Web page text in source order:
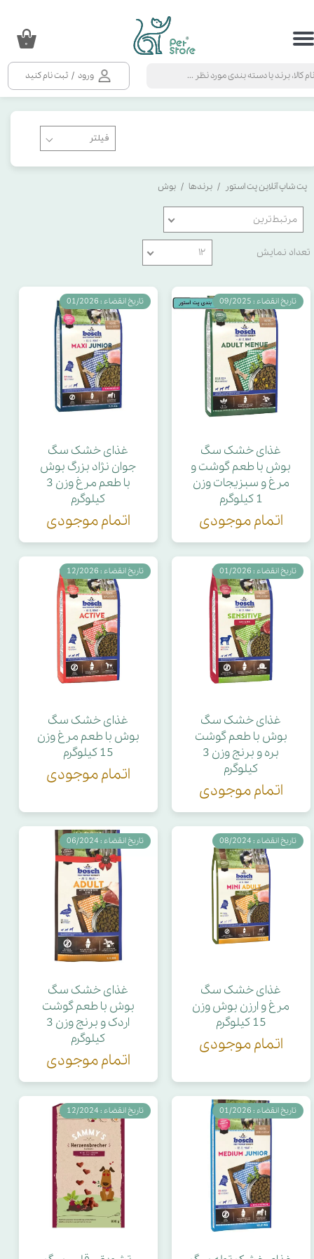
ورود / ثبت نام کنید
حساب کاربری من
سفارشات
۰
پت شاپ آنلاین پت استور برندها بوش
مرتبط‌ترین
تعداد نمایش ۱۲
غذای خشک سگ
بوش با طعم گوشت و
مرغ و سبزیجات وزن
1 کیلوگرم
اتمام موجودی
تاریخ انقضاء : 09/2025
غذای خشک سگ
جوان نژاد بزرگ بوش
با طعم مرغ وزن 3
کیلوگرم
اتمام موجودی
تاریخ انقضاء : 01/2026
غذای خشک سگ
بوش با طعم گوشت
بره و برنج وزن 3
کیلوگرم
اتمام موجودی
تاریخ انقضاء : 01/2026
غذای خشک سگ
بوش با طعم مرغ وزن
15 کیلوگرم
اتمام موجودی
تاریخ انقضاء : 12/2026
غذای خشک سگ
مرغ و ارزن بوش وزن
15 کیلوگرم
اتمام موجودی
تاریخ انقضاء : 08/2024
غذای خشک سگ
بوش با طعم گوشت
اردک و برنج وزن 3
کیلوگرم
اتمام موجودی
تاریخ انقضاء : 06/2024
تاریخ انقضاء : 01/2026 تاریخ انقضاء : 12/2024